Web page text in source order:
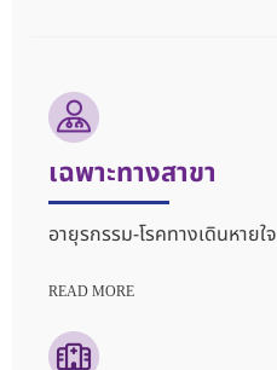
เฉพาะทางสาขา
อายุรกรรม-โรคทางเดินหายใจ
READ MORE